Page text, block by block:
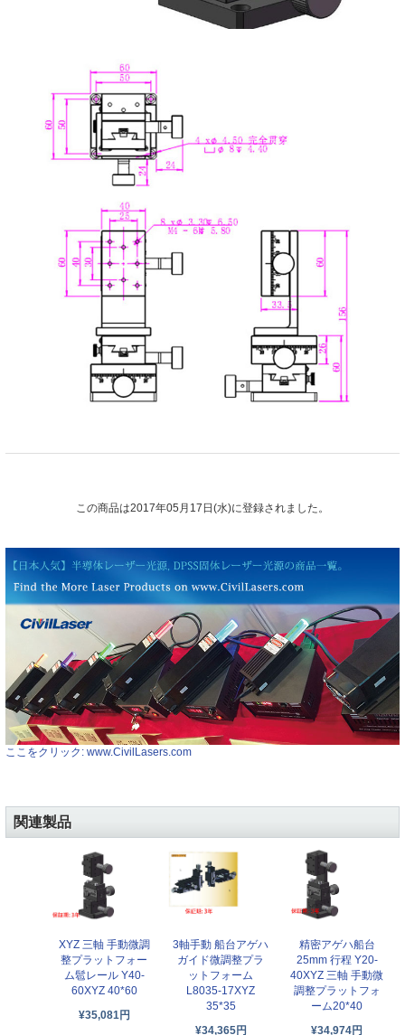
この商品は2017年05月17日(水)に登録されました。
ここをクリック: www.CivilLasers.com
関連製品
XYZ 三軸 手動微調
整プラットフォー
ム髱レール Y40-
60XYZ 40*60
¥35,081円
3軸手動 船台アゲハ
ガイド微調整プラ
ットフォーム
L8035-17XYZ
35*35
¥34,365円
精密アゲハ船台
25mm 行程 Y20-
40XYZ 三軸 手動微
調整プラットフォ
ーム20*40
¥34,974円